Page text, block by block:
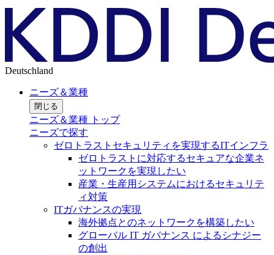
Deutschland
ニーズ＆業種
閉じる
ニーズ＆業種 トップ
ニーズで探す
ゼロトラストセキュリティを実現するITインフラ
ゼロトラストに対応するセキュアな企業ネ
ットワークを実現したい
産業・生産用システムにおけるセキュリテ
ィ対策
ITガバナンスの実現
海外拠点とのネットワークを構築したい
グローバル IT ガバナンス によるシナジー
の創出